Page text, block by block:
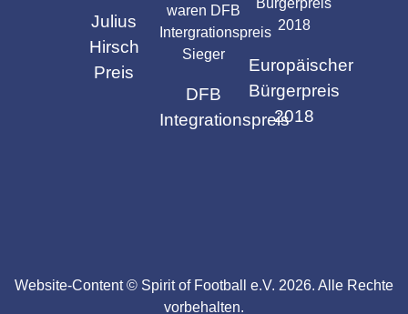
Julius
Hirsch
Preis
DFB
Integrationspreis
Europäischer
Bürgerpreis
2018
Website-Content © Spirit of Football e.V. 2026. Alle Rechte
vorbehalten.